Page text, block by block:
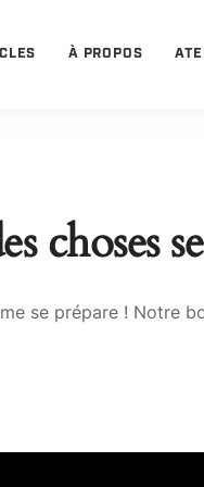
À PROPOS
choses
se prépare ! Notre